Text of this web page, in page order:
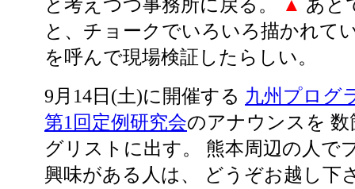
と考えつつ事務所に戻る。 ▲ あと
と、チョークでいろいろ描かれて
を呼んで現場検証したらしい。
9月14日(土)に開催する 九州プログ
第1回定例研究会のアナウンスを
グリストに出す。 熊本周辺の人で
興味がある人は、 どうぞお越し下